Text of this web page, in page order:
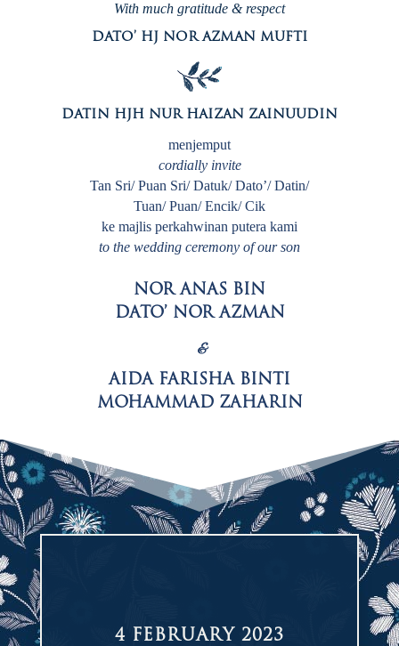
With much gratitude & respect
DATO’ HJ NOR AZMAN MUFTI
DATIN HJH NUR HAIZAN ZAINUUDIN
menjemput
cordially invite
Tan Sri/ Puan Sri/ Datuk/ Dato’/ Datin/
Tuan/ Puan/ Encik/ Cik
ke majlis perkahwinan putera kami
to the wedding ceremony of our son
NOR ANAS BIN
DATO’ NOR AZMAN
&
AIDA FARISHA BINTI
MOHAMMAD ZAHARIN
4 FEBRUARY 2023